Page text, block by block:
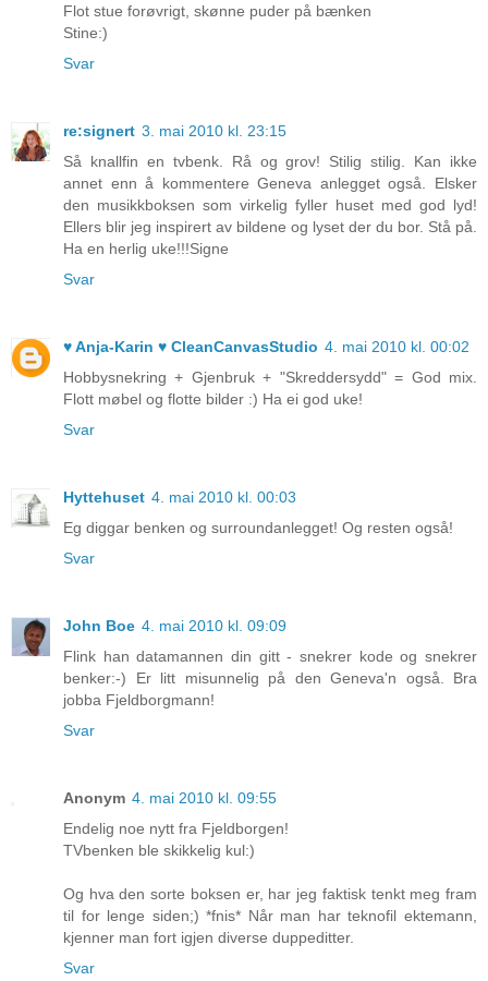
Flot stue forøvrigt, skønne puder på bænken
Stine:)
Svar
re:signert 3. mai 2010 kl. 23:15
Så knallfin en tvbenk. Rå og grov! Stilig stilig. Kan ikke
annet enn å kommentere Geneva anlegget også. Elsker
den musikkboksen som virkelig fyller huset med god lyd!
Ellers blir jeg inspirert av bildene og lyset der du bor. Stå på.
Ha en herlig uke!!!Signe
Svar
♥ Anja-Karin ♥ CleanCanvasStudio 4. mai 2010 kl. 00:02
Hobbysnekring + Gjenbruk + "Skreddersydd" = God mix.
Flott møbel og flotte bilder :) Ha ei god uke!
Svar
Hyttehuset 4. mai 2010 kl. 00:03
Eg diggar benken og surroundanlegget! Og resten også!
Svar
John Boe 4. mai 2010 kl. 09:09
Flink han datamannen din gitt - snekrer kode og snekrer
benker:-) Er litt misunnelig på den Geneva'n også. Bra
jobba Fjeldborgmann!
Svar
Anonym 4. mai 2010 kl. 09:55
Endelig noe nytt fra Fjeldborgen!
TVbenken ble skikkelig kul:)
Og hva den sorte boksen er, har jeg faktisk tenkt meg fram
til for lenge siden;) *fnis* Når man har teknofil ektemann,
kjenner man fort igjen diverse duppeditter.
Svar